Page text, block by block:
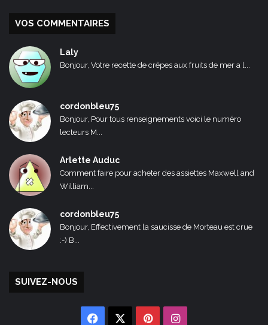
VOS COMMENTAIRES
Laly
Bonjour, Votre recette de crêpes aux fruits de mer a l...
cordonbleu75
Bonjour, Pour tous renseignements voici le numéro
lecteurs M...
Arlette Auduc
Comment faire pour acheter des assiettes Maxwell and
William...
cordonbleu75
Bonjour, Effectivement la saucisse de Morteau est crue
:-) B...
SUIVEZ-NOUS
Facebook PinterestInstagram